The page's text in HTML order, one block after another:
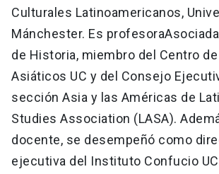
Culturales Latinoamericanos,
Mánchester. Es
de Historia, miembro del Centro
Asiáticos UC y del Consejo
sección Asia y las Américas de
Studies Association (LASA).
docente, se desempeñó como
ejecutiva del Instituto Confucio UC